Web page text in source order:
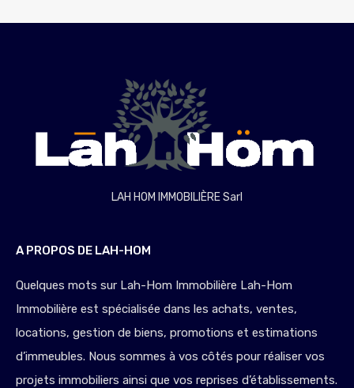
LAH HOM IMMOBILIÈRE Sarl
A PROPOS DE LAH-HOM
Quelques mots sur Lah-Hom Immobilière Lah-Hom
Immobilière est spécialisée dans les achats, ventes,
locations, gestion de biens, promotions et estimations
d’immeubles. Nous sommes à vos côtés pour réaliser vos
projets immobiliers ainsi que vos reprises d’établissements.